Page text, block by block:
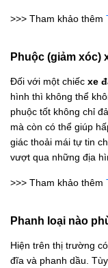
>>> Tham khảo thêm
Phuộc (giảm xóc)
Đối với một chiếc xe
hình thì không thể
phuộc tốt không chỉ
mà còn có thể giúp
giác thoải mái tự tin
vượt qua những địa
>>> Tham khảo thêm
Phanh loại nào
Hiện trên thị trường
đĩa và phanh dầu.